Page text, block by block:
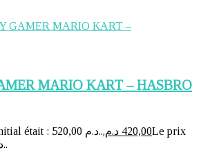
MARIO KART – HASBRO
Le prix initial était : 520,00 د.م.. 420,00 د.م.
Le prix
actuel est : 420,00 د.م..